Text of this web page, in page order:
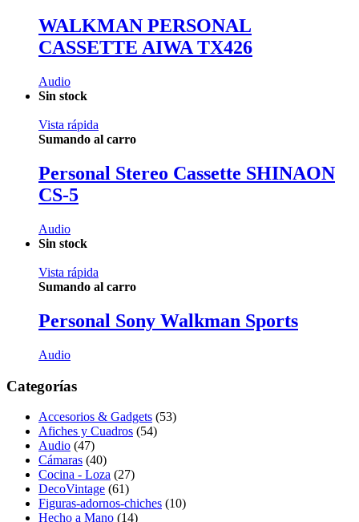
WALKMAN PERSONAL
CASSETTE AIWA TX426
Audio
Sin stock
Vista rápida
Sumando al carro
Personal Stereo Cassette SHINAON
CS-5
Audio
Sin stock
Vista rápida
Sumando al carro
Personal Sony Walkman Sports
Audio
Categorías
Accesorios & Gadgets (53)
Afiches y Cuadros (54)
Audio (47)
Cámaras (40)
Cocina - Loza (27)
DecoVintage (61)
Figuras-adornos-chiches (10)
Hecho a Mano (14)